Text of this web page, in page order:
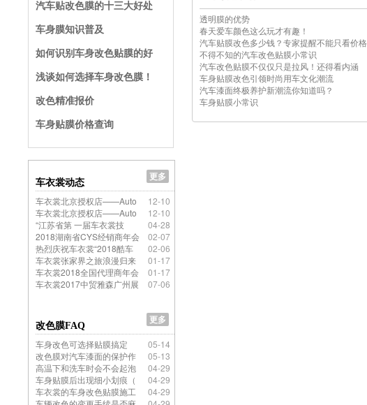
透明膜的优势
春天爱车颜色这么玩才有趣！
汽车贴膜改色多少钱？专家提醒不能只看价格
不得不知的汽车改色贴膜小常识
汽车改色贴膜不仅仅只是拉风！还得看内涵
车身贴膜改色引领时尚用车文化潮流
汽车漆面终极养护新潮流你知道吗？
车身贴膜小常识
汽车贴改色膜的十三大好处
车身膜知识普及
如何识别车身改色贴膜的好
浅谈如何选择车身改色膜！
改色精准报价
车身贴膜价格查询
更多
车衣裳动态
12-10
车衣裳北京授权店——Auto
12-10
车衣裳北京授权店——Auto
04-28
“江苏省第 一届车衣裳技
02-07
2018湖南省CYS经销商年会
02-06
热烈庆祝车衣裳“2018酷车
01-17
车衣裳张家界之旅浪漫归来
01-17
车衣裳2018全国代理商年会
07-06
车衣裳2017中贸雅森广州展
更多
改色膜FAQ
05-14
车身改色可选择贴膜搞定
05-13
改色膜对汽车漆面的保护作
04-29
高温下和洗车时会不会起泡
04-29
车身贴膜后出现细小划痕（
04-29
车衣裳的车身改色贴膜施工